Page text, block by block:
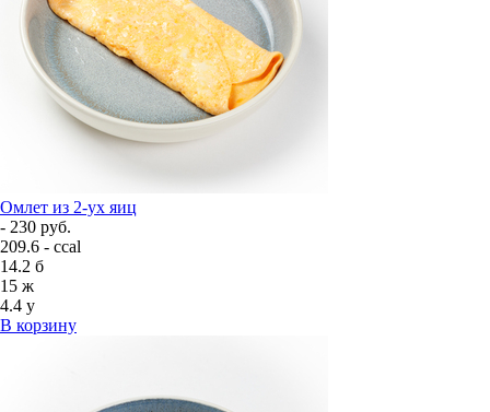
Омлет из 2-ух яиц
- 230 руб.
209.6 - ccal
14.2 б
15 ж
4.4 у
В корзину